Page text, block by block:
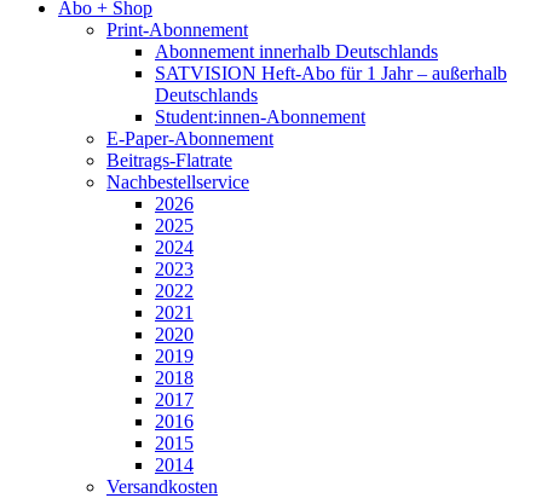
Abo + Shop
Print-Abonnement
Abonnement innerhalb Deutschlands
SATVISION Heft-Abo für 1 Jahr – außerhalb
Deutschlands
Student:innen-Abonnement
E-Paper-Abonnement
Beitrags-Flatrate
Nachbestellservice
2026
2025
2024
2023
2022
2021
2020
2019
2018
2017
2016
2015
2014
Versandkosten